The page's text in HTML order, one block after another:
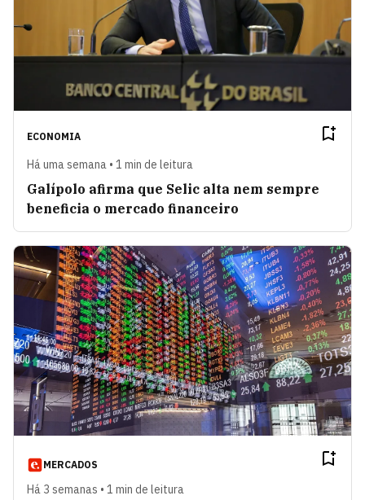
ECONOMIA
Há uma semana • 1 min de leitura
Galípolo afirma que Selic alta nem sempre
beneficia o mercado financeiro
MERCADOS
Há 3 semanas • 1 min de leitura